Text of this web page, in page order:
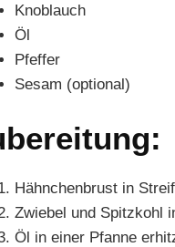
Knoblauch
Öl
Pfeffer
Sesam (optional)
Hähnchenbrust in
Zwiebel und Spitzkohl
Öl in einer Pfanne